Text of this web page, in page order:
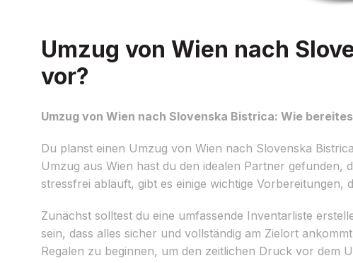
Umzug von Wien nach
vor?
Umzug von Wien nach Slovenska Bistrica: Wie
Du planst einen Umzug von Wien nach Slovenska
Umzug aus Wien hast du den idealen Partner gefunden,
stressfrei abläuft, gibt es einige wichtige Vorbereitungen,
Zunächst solltest du eine umfassende Inventarliste
sein, dass alles sicher und vollständig am Zielort
Regalen zu beginnen, um den zeitlichen Druck vor dem